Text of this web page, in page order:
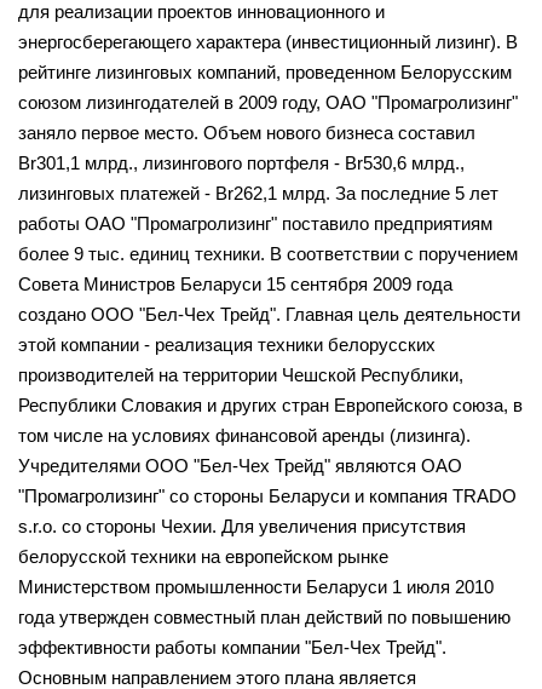
для реализации проектов инновационного и
энергосберегающего характера (инвестиционный лизинг). В
рейтинге лизинговых компаний, проведенном Белорусским
союзом лизингодателей в 2009 году, ОАО "Промагролизинг"
заняло первое место. Объем нового бизнеса составил
Br301,1 млрд., лизингового портфеля - Br530,6 млрд.,
лизинговых платежей - Br262,1 млрд. За последние 5 лет
работы ОАО "Промагролизинг" поставило предприятиям
более 9 тыс. единиц техники. В соответствии с поручением
Совета Министров Беларуси 15 сентября 2009 года
создано ООО "Бел-Чех Трейд". Главная цель деятельности
этой компании - реализация техники белорусских
производителей на территории Чешской Республики,
Республики Словакия и других стран Европейского союза, в
том числе на условиях финансовой аренды (лизинга).
Учредителями ООО "Бел-Чех Трейд" являются ОАО
"Промагролизинг" со стороны Беларуси и компания TRADO
s.r.o. со стороны Чехии. Для увеличения присутствия
белорусской техники на европейском рынке
Министерством промышленности Беларуси 1 июля 2010
года утвержден совместный план действий по повышению
эффективности работы компании "Бел-Чех Трейд".
Основным направлением этого плана является